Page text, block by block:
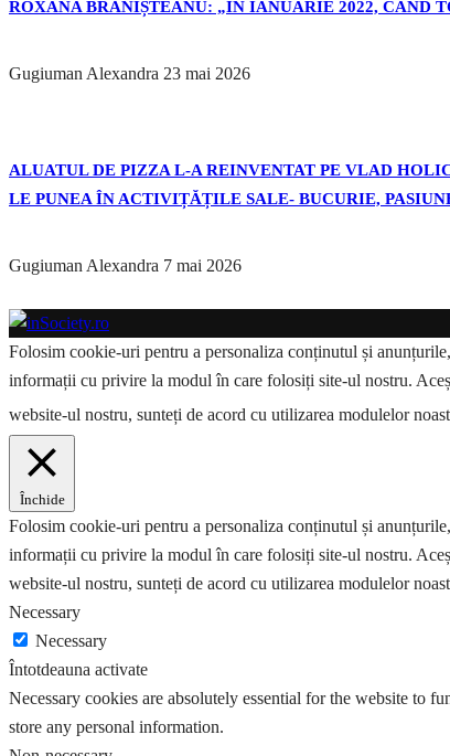
ROXANA BRĂNIȘTEANU: „ÎN IANUARIE 2022, CÂND
Gugiuman Alexandra 23 mai 2026
ALUATUL DE PIZZA L-A REINVENTAT PE VLAD
LE PUNEA ÎN ACTIVIȚĂȚILE SALE- BUCURIE,
Gugiuman Alexandra 7 mai 2026
Folosim cookie-uri pentru a personaliza conținutul și
informații cu privire la modul în care folosiți site-ul nostru.
website-ul nostru, sunteți de acord cu utilizarea modulelor
Închide
Folosim cookie-uri pentru a personaliza conținutul și
informații cu privire la modul în care folosiți site-ul nostru.
website-ul nostru, sunteți de acord cu utilizarea modulelor
Necessary
Necessary
Întotdeauna activate
Necessary cookies are absolutely essential for the website to
store any personal information.